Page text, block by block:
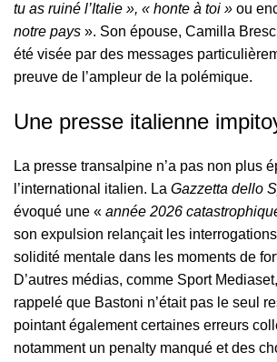
tu as ruiné l’Italie », « honte à toi » ou
notre pays ». Son épouse, Camilla
été visée par des messages
preuve de l’ampleur de la polémique.
Une presse italienne
La presse transalpine n’a pas non plus
l’international italien. La Gazzetta dello
évoqué une « année 2026
son expulsion relançait les
solidité mentale dans les moments de
D’autres médias, comme Sport
rappelé que Bastoni n’était pas le seul
pointant également certaines erreurs
notamment un penalty manqué et des